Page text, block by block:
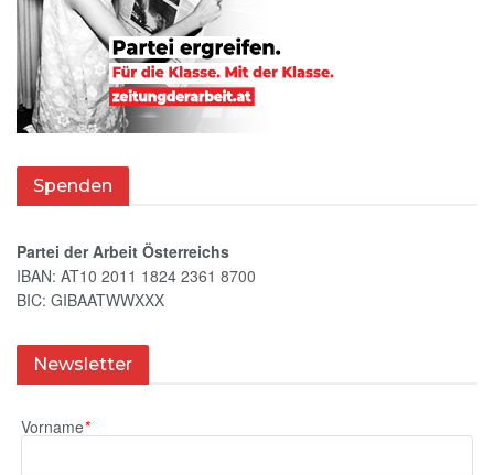
Spenden
Partei der Arbeit Österreichs
IBAN: AT10 2011 1824 2361 8700
BIC: GIBAATWWXXX
Newsletter
Vorname*